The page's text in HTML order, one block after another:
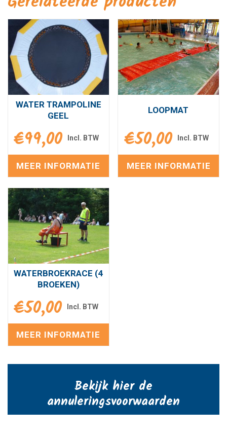
WATER TRAMPOLINE
GEEL
€99,00
MEER INFORMATIE
LOOPMAT
€50,00
MEER INFORMATIE
WATERBROEKRACE (4
BROEKEN)
€50,00
MEER INFORMATIE
Bekijk hier de
annuleringsvoorwaarden